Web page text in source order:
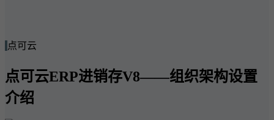
点可云
点可云ERP进销存V8——组织架构设置
介绍